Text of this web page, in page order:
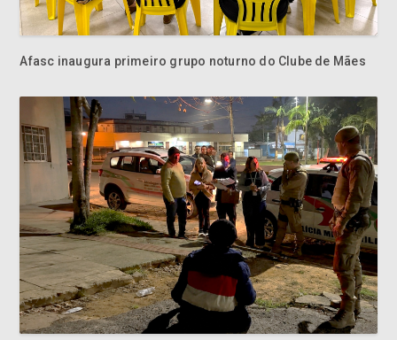
Afasc inaugura primeiro grupo noturno do Clube de Mães